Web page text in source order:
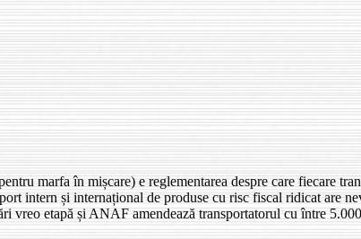
marfa în mișcare) e reglementarea despre care fiecare
intern și internațional de produse cu risc fiscal ridicat
vreo etapă și ANAF amendează transportatorul cu între